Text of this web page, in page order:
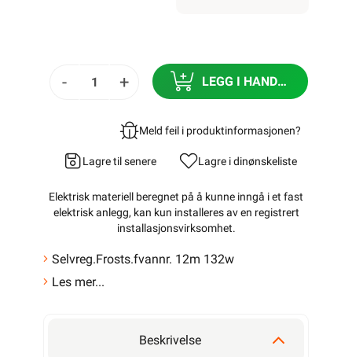
- + LEGG I HANDLEKURV
Meld feil i produktinformasjonen?
Lagre til senere Lagre i dinønskeliste
Elektrisk materiell beregnet på å kunne inngå i et fast
elektrisk anlegg, kan kun installeres av en registrert
installasjonsvirksomhet.
Selvreg.Frosts.fvannr. 12m 132w
Les mer...
Beskrivelse